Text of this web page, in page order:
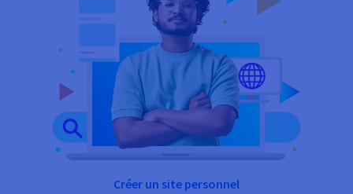
Créer un site personnel